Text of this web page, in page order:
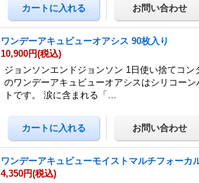
ワンデーアキュビューオアシス 90枚入り
10,900円(税込)
ジョンソンエンドジョンソン 1日使い捨てコ
のワンデーアキュビューオアシスはシリコー
トです。 涙に含まれる「…
ワンデーアキュビューモイストマルチフォーカ
4,350円(税込)